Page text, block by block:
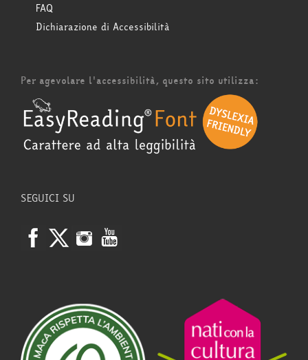
FAQ
Dichiarazione di Accessibilità
Per agevolare l'accessibilità, questo sito utilizza:
SEGUICI SU